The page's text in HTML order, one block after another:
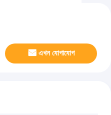
এখন যোগাযোগ